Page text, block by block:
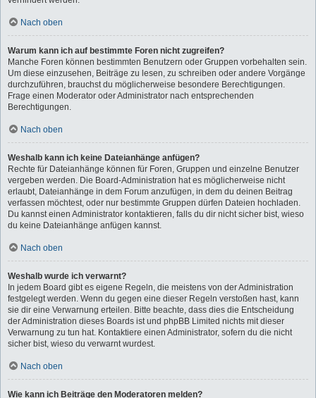
Nach oben
Warum kann ich auf bestimmte Foren nicht zugreifen?
Manche Foren können bestimmten Benutzern oder Gruppen vorbehalten sein.
Um diese einzusehen, Beiträge zu lesen, zu schreiben oder andere Vorgänge
durchzuführen, brauchst du möglicherweise besondere Berechtigungen.
Frage einen Moderator oder Administrator nach entsprechenden
Berechtigungen.
Nach oben
Weshalb kann ich keine Dateianhänge anfügen?
Rechte für Dateianhänge können für Foren, Gruppen und einzelne Benutzer
vergeben werden. Die Board-Administration hat es möglicherweise nicht
erlaubt, Dateianhänge in dem Forum anzufügen, in dem du deinen Beitrag
verfassen möchtest, oder nur bestimmte Gruppen dürfen Dateien hochladen.
Du kannst einen Administrator kontaktieren, falls du dir nicht sicher bist, wieso
du keine Dateianhänge anfügen kannst.
Nach oben
Weshalb wurde ich verwarnt?
In jedem Board gibt es eigene Regeln, die meistens von der Administration
festgelegt werden. Wenn du gegen eine dieser Regeln verstoßen hast, kann
sie dir eine Verwarnung erteilen. Bitte beachte, dass dies die Entscheidung
der Administration dieses Boards ist und phpBB Limited nichts mit dieser
Verwarnung zu tun hat. Kontaktiere einen Administrator, sofern du die nicht
sicher bist, wieso du verwarnt wurdest.
Nach oben
Wie kann ich Beiträge den Moderatoren melden?